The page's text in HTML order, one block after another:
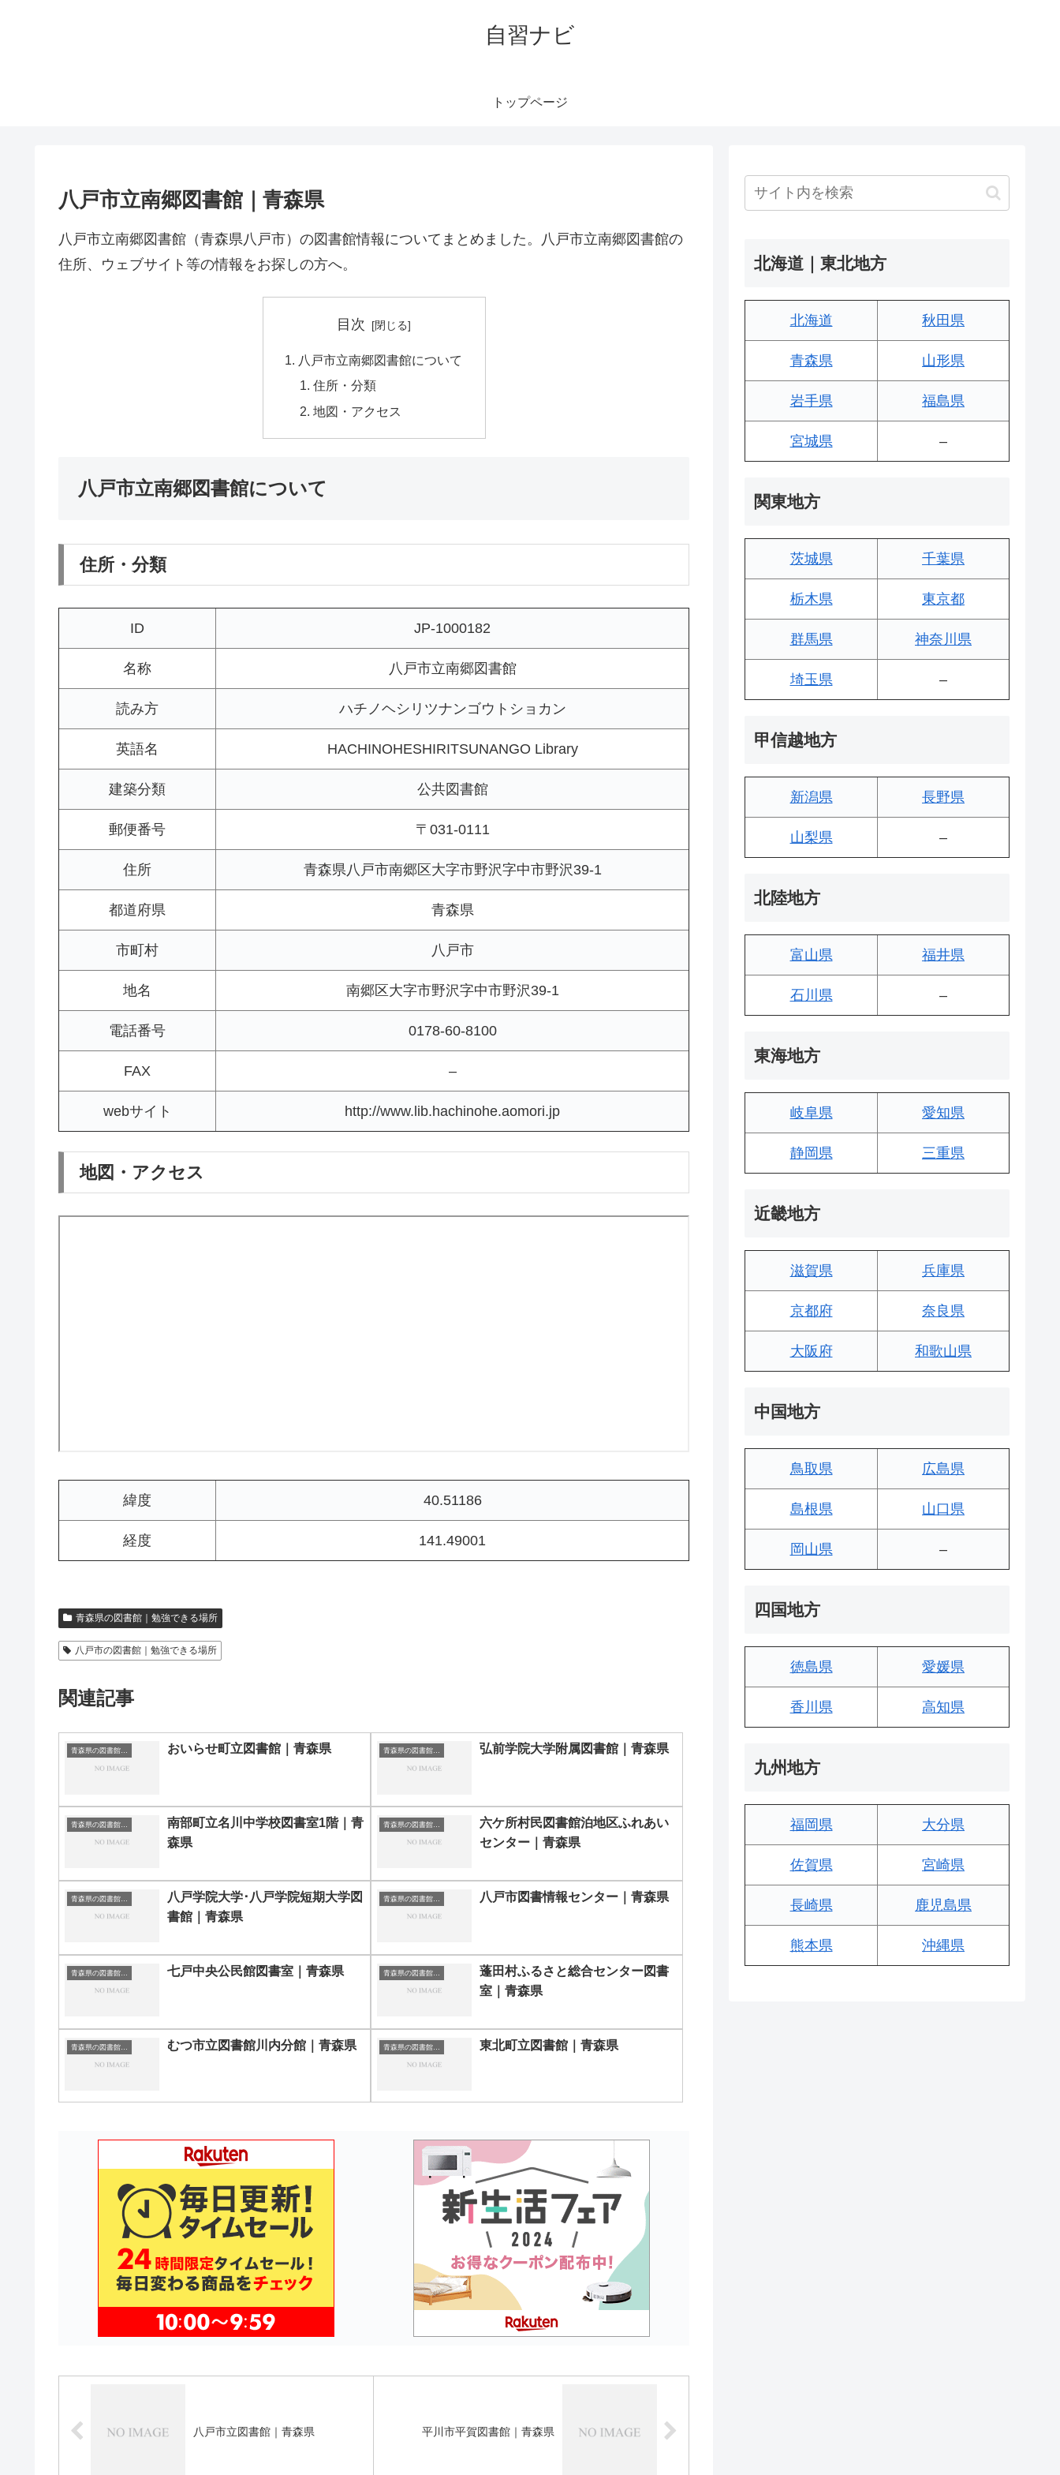
自習ナビ
トップページ
八戸市立南郷図書館｜青森県
八戸市立南郷図書館（青森県八戸市）の図書館情報についてまとめました。八戸市立南郷図書館の
住所、ウェブサイト等の情報をお探しの方へ。
目次
八戸市立南郷図書館について
住所・分類
地図・アクセス
八戸市立南郷図書館について
住所・分類
ID JP-1000182
名称 八戸市立南郷図書館
読み方 ハチノヘシリツナンゴウトショカン
英語名 HACHINOHESHIRITSUNANGO Library
建築分類 公共図書館
郵便番号 〒031-0111
住所 青森県八戸市南郷区大字市野沢字中市野沢39-1
都道府県 青森県
市町村 八戸市
地名 南郷区大字市野沢字中市野沢39-1
電話番号 0178-60-8100
FAX –
webサイト http://www.lib.hachinohe.aomori.jp
地図・アクセス
緯度 40.51186
経度 141.49001
青森県の図書館｜勉強できる場所
八戸市の図書館｜勉強できる場所
関連記事
青森県の図書館｜勉強できる場所 おいらせ町立図書館｜青森県 青森県の図書館｜勉強できる場所 弘前学院大学附属図書館｜青森県
南部町立名川中学校図書室1階｜青
森県
六ケ所村民図書館泊地区ふれあい
センター｜青森県
八戸学院大学･八戸学院短期大学図
書館｜青森県
八戸市図書情報センター｜青森県
七戸中央公民館図書室｜青森県
蓬田村ふるさと総合センター図書
室｜青森県
むつ市立図書館川内分館｜青森県 東北町立図書館｜青森県
八戸市立図書館｜青森県 平川市平賀図書館｜青森県
北海道｜東北地方
北海道 秋田県
青森県 山形県
岩手県 福島県
宮城県 –
関東地方
茨城県 千葉県
栃木県 東京都
群馬県 神奈川県
埼玉県 –
甲信越地方
新潟県 長野県
山梨県 –
北陸地方
富山県 福井県
石川県 –
東海地方
岐阜県 愛知県
静岡県 三重県
近畿地方
滋賀県 兵庫県
京都府 奈良県
大阪府 和歌山県
中国地方
鳥取県 広島県
島根県 山口県
岡山県 –
四国地方
徳島県 愛媛県
香川県 高知県
九州地方
福岡県 大分県
佐賀県 宮崎県
長崎県 鹿児島県
熊本県 沖縄県